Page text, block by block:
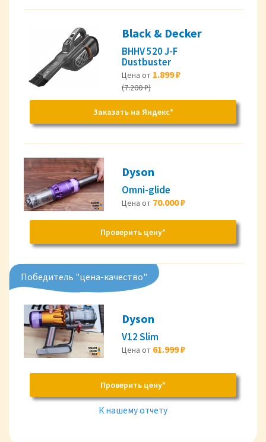
Black & Decker
BHHV 520 J-F
Dustbuster
Цена от 1.899 ₽
(7.200 ₽)
Заказать на Яндекс*
Dyson
Omni-glide
Цена от 70.000 ₽
Проверить цену*
Победитель "цена-качество"
Dyson
V12 Slim
Цена от 61.999 ₽
Проверить цену*
К нашему отчету